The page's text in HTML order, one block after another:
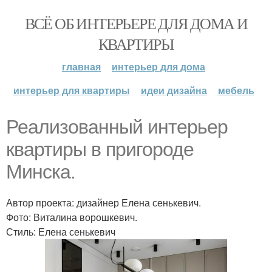
ВСЁ ОБ ИНТЕРЬЕРЕ ДЛЯ ДОМА И
КВАРТИРЫ
главная
интерьер для дома
интерьер для квартиры
идеи дизайна мебель
Реализованный интерьер
квартиры в пригороде
Минска.
Автор проекта: дизайнер Елена сенькевич.
Фото: Виталина ворошкевич.
Стиль: Елена сенькевич